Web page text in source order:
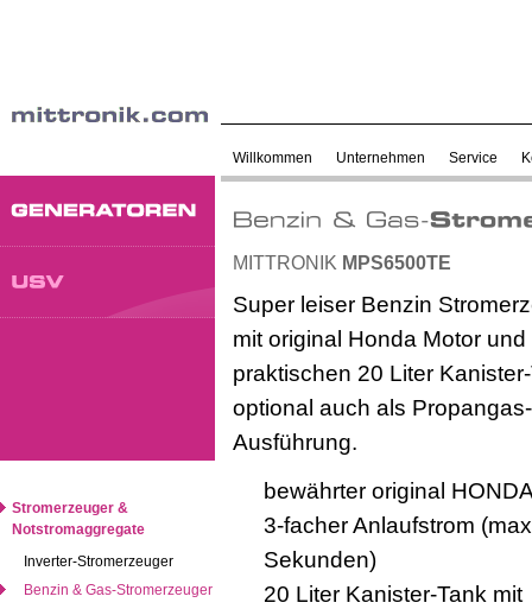
Willkommen Unternehmen Service
Stromerzeuger &
Notstromaggregate
Inverter-Stromerzeuger
Benzin & Gas-Stromerzeuger
MITTRONIK MPS6500TE
Super leiser Benzin
mit original Honda Motor und
praktischen 20 Liter
optional auch als Propangas-
Ausführung.
bewährter original
3-facher Anlaufstrom
Sekunden)
20 Liter Kanister-Tank mit